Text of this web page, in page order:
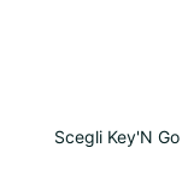
Scegli Key'N